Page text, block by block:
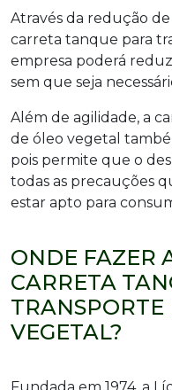
Através da redução
carreta tanque para
empresa poderá
sem que seja
Além de agilidade, a
de óleo vegetal
pois permite que o
todas as precauções
estar apto para
ONDE FAZER
CARRETA
TRANSPORTE
VEGETAL?